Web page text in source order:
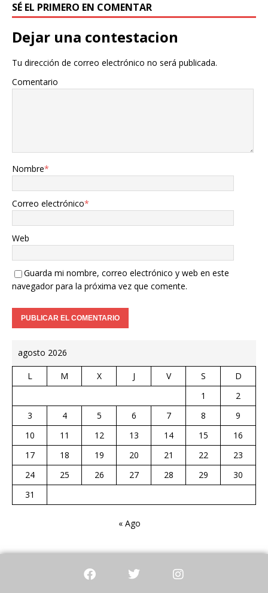
SÉ EL PRIMERO EN COMENTAR
Dejar una contestacion
Tu dirección de correo electrónico no será publicada.
Comentario
Nombre*
Correo electrónico*
Web
Guarda mi nombre, correo electrónico y web en este
navegador para la próxima vez que comente.
agosto 2026
L M X J V S
D
1
2
3
4 5 6 7 8
9
10
11 12 13 14 15
16
17
18 19 20 21 22
23
24
25 26 27 28 29
30
31
« Ago